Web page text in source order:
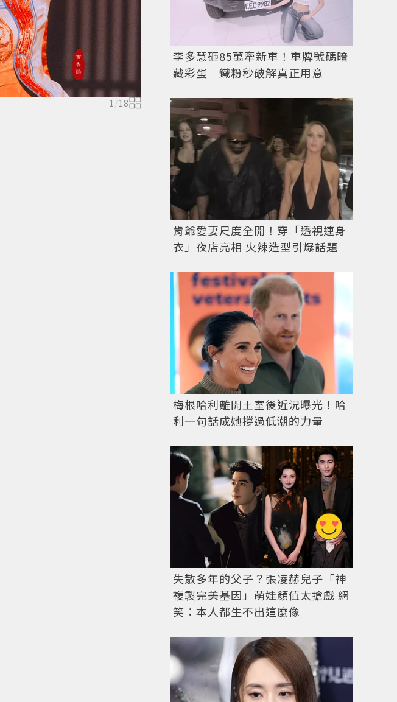
1/18 古力娜扎初執主持棒，無論是現代造型還是唐裝穿搭
李多慧砸85萬牽新車！車牌號碼暗
藏彩蛋 鐵粉秒破解真正用意
肯爺愛妻尺度全開！穿「透視連身
衣」夜店亮相 火辣造型引爆話題
梅根哈利離開王室後近況曝光！哈
利一句話成她撐過低潮的力量
失散多年的父子？張凌赫兒子「神
複製完美基因」萌娃顏值太搶戲 網
笑：本人都生不出這麼像